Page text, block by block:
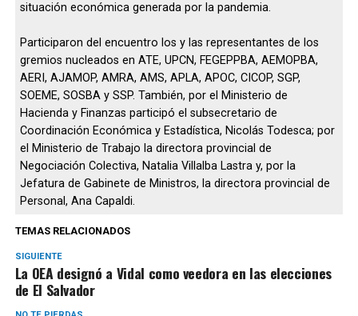
situación económica generada por la pandemia.
Participaron del encuentro los y las representantes de los
gremios nucleados en ATE, UPCN, FEGEPPBA, AEMOPBA,
AERI, AJAMOP, AMRA, AMS, APLA, APOC, CICOP, SGP,
SOEME, SOSBA y SSP. También, por el Ministerio de
Hacienda y Finanzas participó el subsecretario de
Coordinación Económica y Estadística, Nicolás Todesca; por
el Ministerio de Trabajo la directora provincial de
Negociación Colectiva, Natalia Villalba Lastra y, por la
Jefatura de Gabinete de Ministros, la directora provincial de
Personal, Ana Capaldi.
TEMAS RELACIONADOS
SIGUIENTE
La OEA designó a Vidal como veedora en las elecciones
de El Salvador